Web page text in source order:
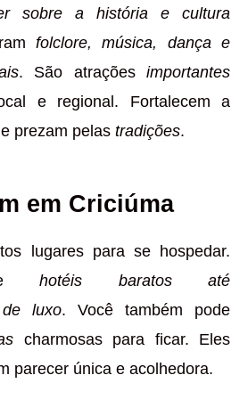
sobre a história e cultura
folclore, música, dança e
. São atrações importantes
e regional. Fortalecem a
prezam pelas tradições.
em Criciúma
lugares para se hospedar.
hotéis baratos até
de luxo. Você também pode
charmosas para ficar. Eles
parecer única e acolhedora.